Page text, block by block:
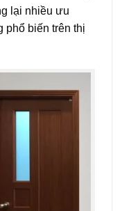
lại nhiều ưu
phổ biến trên thị